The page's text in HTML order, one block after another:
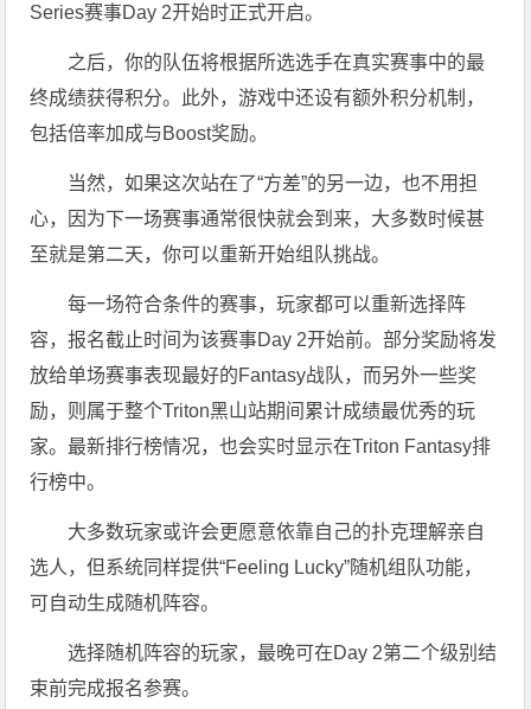
Series赛事Day 2开始时正式开启。
之后，你的队伍将根据所选选手在真实赛事中的最
终成绩获得积分。此外，游戏中还设有额外积分机制，
包括倍率加成与Boost奖励。
当然，如果这次站在了“方差”的另一边，也不用担
心，因为下一场赛事通常很快就会到来，大多数时候甚
至就是第二天，你可以重新开始组队挑战。
每一场符合条件的赛事，玩家都可以重新选择阵
容，报名截止时间为该赛事Day 2开始前。部分奖励将发
放给单场赛事表现最好的Fantasy战队，而另外一些奖
励，则属于整个Triton黑山站期间累计成绩最优秀的玩
家。最新排行榜情况，也会实时显示在Triton Fantasy排
行榜中。
大多数玩家或许会更愿意依靠自己的扑克理解亲自
选人，但系统同样提供“Feeling Lucky”随机组队功能，
可自动生成随机阵容。
选择随机阵容的玩家，最晚可在Day 2第二个级别结
束前完成报名参赛。